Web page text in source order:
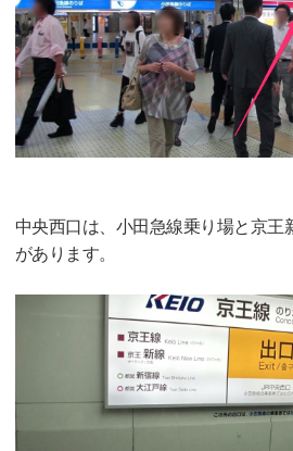
中央西口は、小田急線乗り場と京王
があります。